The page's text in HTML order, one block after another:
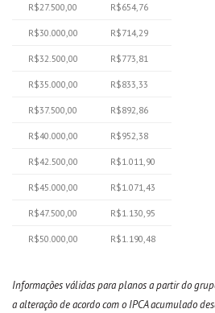
R$27.500,00 R$654,76
R$30.000,00 R$714,29
R$32.500,00 R$773,81
R$35.000,00 R$833,33
R$37.500,00 R$892,86
R$40.000,00 R$952,38
R$42.500,00 R$1.011,90
R$45.000,00 R$1.071,43
R$47.500,00 R$1.130,95
R$50.000,00 R$1.190,48
Informações válidas para planos a partir do
a alteração de acordo com o IPCA acumulado